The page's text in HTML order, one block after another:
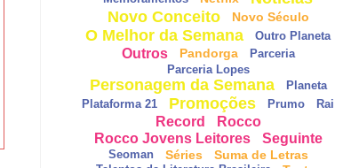
Novo Conceito
Novo Século
O Melhor da Semana Outro Planeta
Outros Pandorga
Parceria
Parceria Lopes
Personagem da Semana
Planeta
Plataforma 21
Promoções Prumo Rai
Record
Rocco
Rocco Jovens Leitores
Seguinte
Seoman Séries Suma de Letras